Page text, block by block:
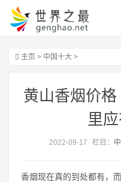
主页 > 中国十大 >
黄山香烟价
里应
2022-09-17 栏目：
香烟现在真的到处都有，